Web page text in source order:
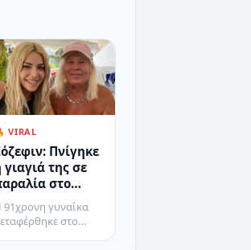
VIRAL
Πνίγηκε
γιαγιά της σε
στο
Πόρτο Ράφτη
91χρονη γυναίκα
στο